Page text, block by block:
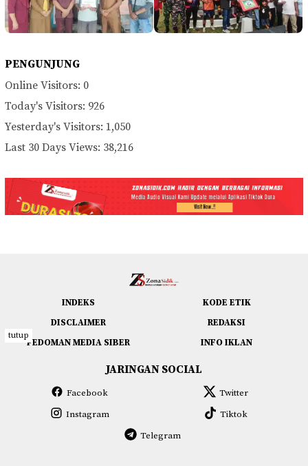
PENGUNJUNG
Online Visitors: 0
Today's Visitors: 926
Yesterday's Visitors: 1,050
Last 30 Days Views: 38,216
INDEKS
KODE ETIK
DISCLAIMER
REDAKSI
PEDOMAN MEDIA SIBER
INFO IKLAN
JARINGAN SOCIAL
Facebook
Twitter
Instagram
Tiktok
Telegram
tutup